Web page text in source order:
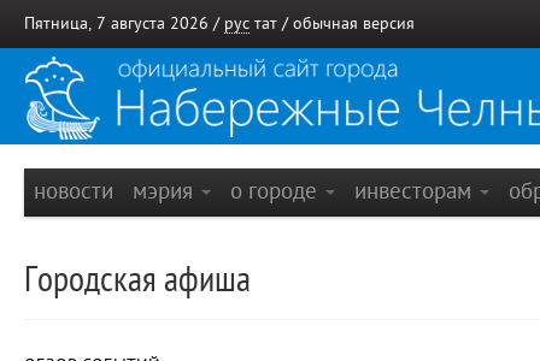
Пятница, 7 августа 2026 / рус тат / обычная версия
новости мэрия о городе инвесторам
Городская афиша